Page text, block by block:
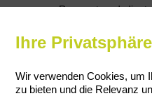
Reservat und dient
Rangers.
Ihre
Wir verwenden Cookies, um
zu bieten und die Relevanz